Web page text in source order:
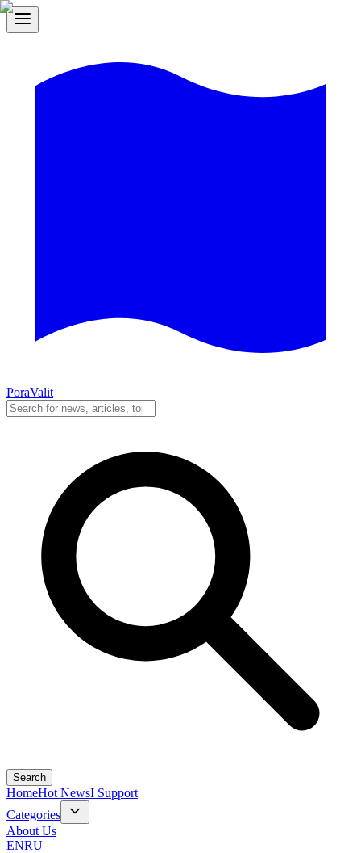
PoraValit
Search
HomeHot NewsI Support
Categories
About Us
ENRU